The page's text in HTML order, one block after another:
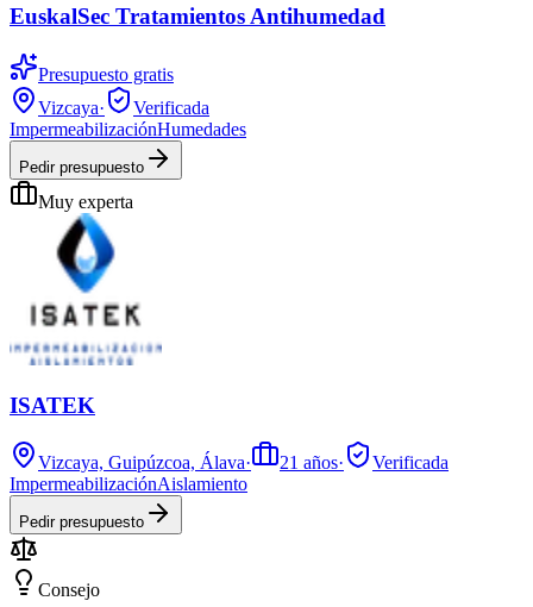
EuskalSec Tratamientos Antihumedad
Presupuesto gratis
Vizcaya·
Verificada
ImpermeabilizaciónHumedades
Pedir presupuesto
Muy experta
ISATEK
Vizcaya, Guipúzcoa, Álava· 21 años·
Verificada
ImpermeabilizaciónAislamiento
Pedir presupuesto
Consejo